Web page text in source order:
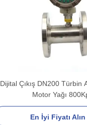
Dijital Çıkış DN200 Türbin
Motor Yağı
En İyi Fiyatı Alın